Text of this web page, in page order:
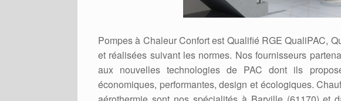
Pompes à Chaleur Confort est Qualifié RGE QualiPAC,
et réalisées suivant les normes. Nos fournisseurs
aux nouvelles technologies de PAC dont ils
économiques, performantes, design et écologiques.